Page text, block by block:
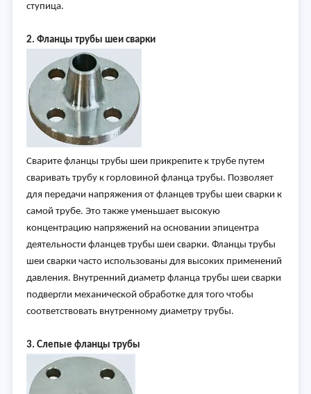
ступица.
2. Фланцы трубы шеи сварки
Сварите фланцы трубы шеи прикрепите к трубе путем
сваривать трубу к горловиной фланца трубы. Позволяет
для передачи напряжения от фланцев трубы шеи сварки к
самой трубе. Это также уменьшает высокую
концентрацию напряжений на основании эпицентра
деятельности фланцев трубы шеи сварки. Фланцы трубы
шеи сварки часто использованы для высоких применений
давления. Внутренний диаметр фланца трубы шеи сварки
подвергли механической обработке для того чтобы
соответствовать внутренному диаметру трубы.
3. Слепые фланцы трубы